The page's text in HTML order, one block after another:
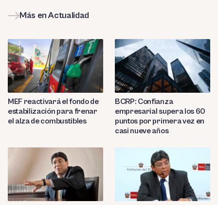
Más en Actualidad
MEF reactivará el fondo de
estabilización para frenar
el alza de combustibles
BCRP: Confianza
empresarial supera los 60
puntos por primera vez en
casi nueve años